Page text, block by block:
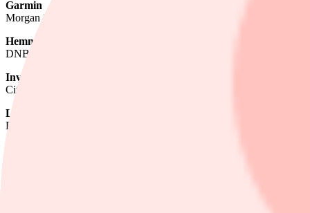
Garmin
Morgan Stanley höjer till jämvikt (undervikt)
Hemnet
DNB Carnegie sänker riktkursen till 254 kronor (365), upprepar köp
Investor
Citigroup höjer riktkursen till 310 kronor (300), upprepar sälj
Lundbergs
DNB Carnegie höjer riktkursen till 575 kronor (540), upprepar behåll